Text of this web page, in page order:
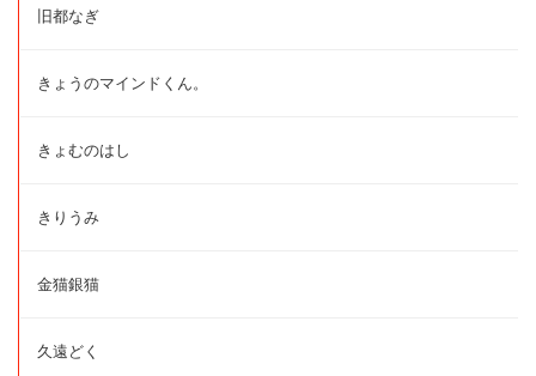
旧都なぎ
きょうのマインドくん。
きょむのはし
きりうみ
金猫銀猫
久遠どく